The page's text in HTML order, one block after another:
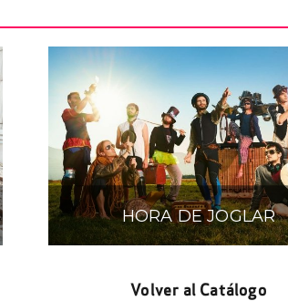
HORA DE JOGLAR
Volver al Catálogo